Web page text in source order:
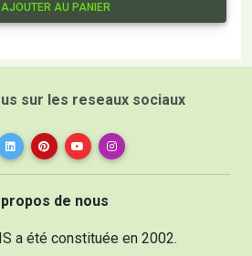
AU PANIER
sur les reseaux sociaux
de nous
a été constituée en 2002.